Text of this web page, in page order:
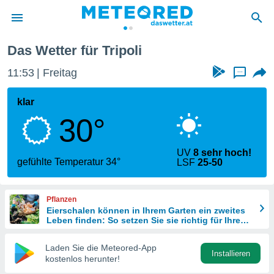
wurde
dass
sind.
diese
Das Wetter für Tripoli
11:53 Freitag ...
klar
30°
gefühlte Temperatur 34°
UV8 sehr hoch!
LSF25-50
Pflanzen
Eierschalen können in Ihrem Garten ein zweites
Leben finden: So setzen Sie sie richtig für Ihre
Laden Sie die Meteored-App
kostenlos herunter!
Installieren